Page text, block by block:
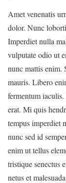
Amet venenatis
dolor. Nunc
Imperdiet nulla
vulputate odio ut
nunc mattis enim.
mauris. Libero
fermentum
erat. Mi quis
tempus imperdiet
nunc sed id
enim ut tellus
tristique senectus
netus et